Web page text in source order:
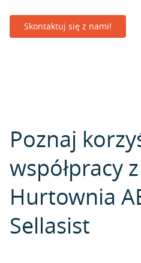
Skontaktuj się z nami!
Poznaj
współpracy
Hurtownia
Sellasist